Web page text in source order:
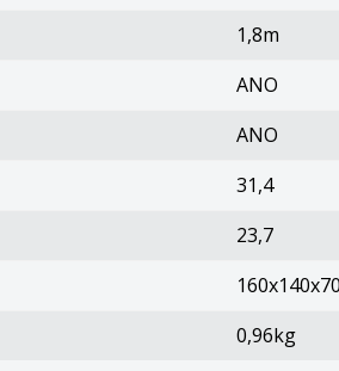
1,8m
ANO
ANO
31,4
23,7
0,96kg